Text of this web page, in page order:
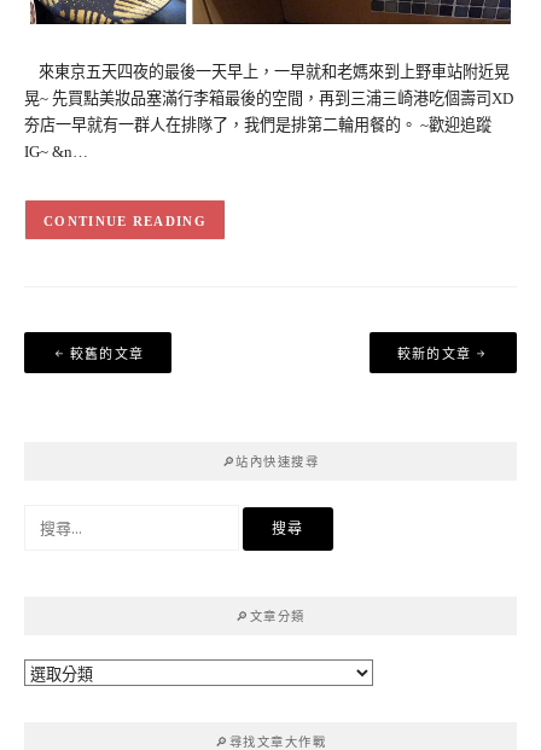
來東京五天四夜的最後一天早上，一早就和老媽來到上野車站附近晃
晃~ 先買點美妝品塞滿行李箱最後的空間，再到三浦三崎港吃個壽司XD
夯店一早就有一群人在排隊了，我們是排第二輪用餐的。 ~歡迎追蹤
IG~ &n…
CONTINUE READING
章
較舊的文章 較新的文章
🔎站內快速搜尋
🔎文章分類
🔎
🔎尋找文章大作戰